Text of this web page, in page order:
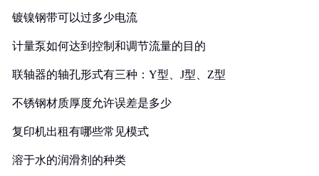
镀镍钢带可以过多少电流
计量泵如何达到控制和调节流量的目的
联轴器的轴孔形式有三种：Y型、J型、Z型
不锈钢材质厚度允许误差是多少
复印机出租有哪些常见模式
溶于水的润滑剂的种类